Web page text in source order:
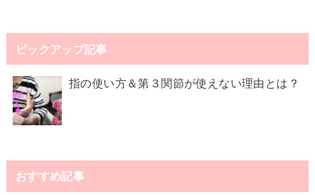
ピックアップ記事
指の使い方＆第３関節が使えない理由とは？
おすすめ記事